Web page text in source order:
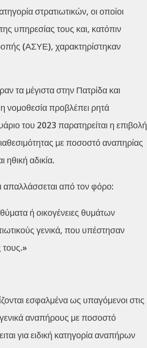
στρατιωτικών, οι οποίοι
υπηρεσίας τους και, κατόπιν
(ΑΣΥΕ), χαρακτηρίστηκαν
τα μέγιστα στην Πατρίδα και
νομοθεσία προβλέπει ρητά
του 2023 παρατηρείται η επιβολή
με ποσοστό αναπηρίας
αδικία.
απαλλάσσεται από τον φόρο:
ή οικογένειες θυμάτων
γενικά, που υπέστησαν
τους.»
εσφαλμένα ως υπαγόμενοι στις
αναπήρους με ποσοστό
για ειδική κατηγορία αναπήρων